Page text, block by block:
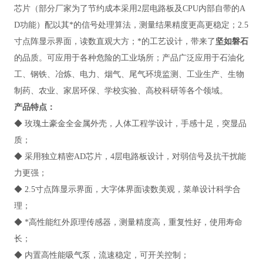
芯片（部分厂家为了节约成本采用2层电路板及CPU内部自带的A
D功能）配以其*的信号处理算法，测量结果精度更高更稳定；2.5
寸点阵显示界面，读数直观大方；*的工艺设计，带来了 坚如磐石
的品质。可应用于各种危险的工业场所；产品广泛应用于石油化
工、 钢铁、冶炼、电力 、 烟气、尾气环境监测、 工业生产、生物
制药、 农业、家居环保、学校实验、高校科研等各个领域。
产品特点：
◆ 玫瑰土豪金全金属外壳，人体工程学设计，手感十足，突显品
质；
◆ 采用独立精密AD芯片，4层电路板设计，对弱信号及抗干扰能
力更强；
◆ 2.5寸点阵显示界面，大字体界面读数美观，菜单设计科学合
理；
◆ *高性能红外原理传感器，测量精度高，重复性好，使用寿命
长；
◆ 内置高性能吸气泵，流速稳定，可开关控制；